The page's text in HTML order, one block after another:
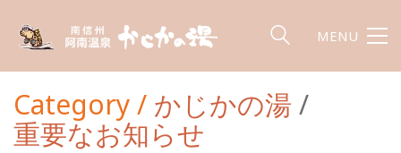
MENU
Category / かじかの湯 /
重要なお知らせ